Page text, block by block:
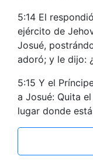
5:14 El
ejército de
Josué,
adoró; y le dijo:
5:15 Y el
a Josué: Quita
lugar donde